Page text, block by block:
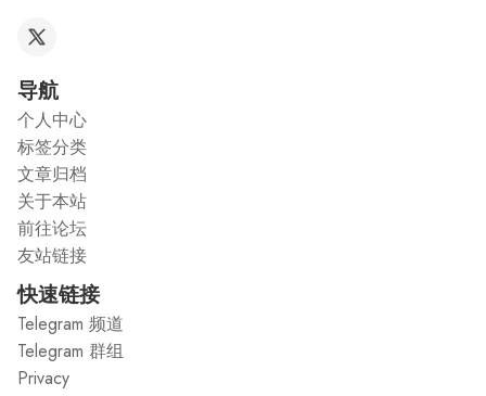
导航
个人中心
标签分类
文章归档
关于本站
前往论坛
友站链接
快速链接
Telegram 频道
Telegram 群组
Privacy